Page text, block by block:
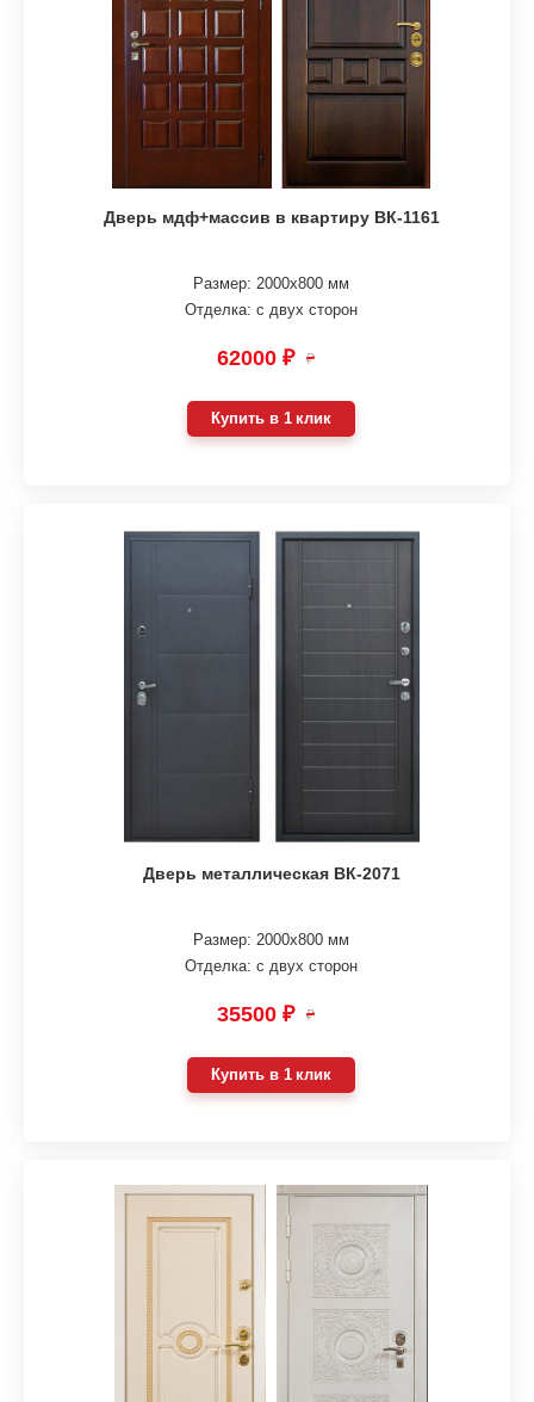
Дверь мдф+массив в квартиру ВК-1161
Размер: 2000х800 мм
Отделка: с двух сторон
62000 ₽ ₽
Купить в 1 клик
Дверь металлическая ВК-2071
Размер: 2000х800 мм
Отделка: с двух сторон
35500 ₽ ₽
Купить в 1 клик